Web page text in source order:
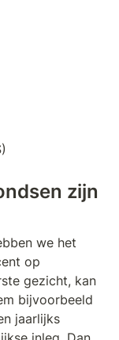
zijn
we het
op
gezicht, kan
bijvoorbeeld
jaarlijks